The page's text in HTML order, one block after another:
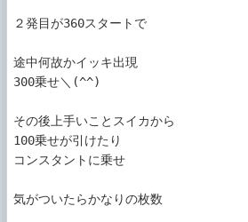
２発目が360スタートで
途中何故かイッキ出現
300乗せ＼(^^)
その後上手いことスイカから
100乗せが引けたり
コンスタントに乗せ
気がついたらかなりの枚数